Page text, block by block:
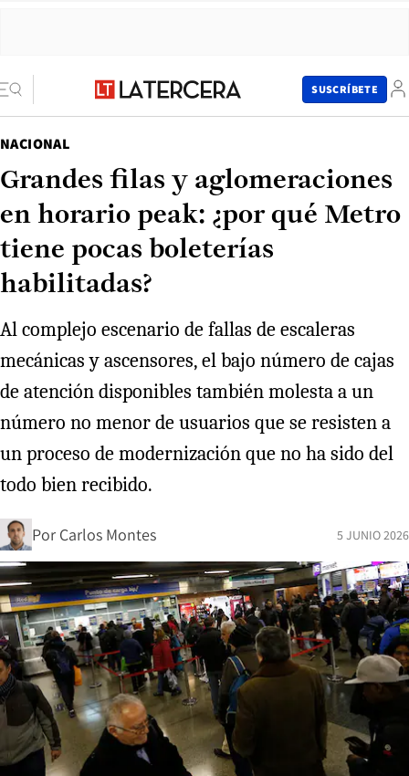
SUSCRÍBETE
NACIONAL
Grandes filas y aglomeraciones
en horario peak: ¿por qué Metro
tiene pocas boleterías
habilitadas?
Al complejo escenario de fallas de escaleras
mecánicas y ascensores, el bajo número de cajas
de atención disponibles también molesta a un
número no menor de usuarios que se resisten a
un proceso de modernización que no ha sido del
todo bien recibido.
Por Carlos Montes 5 JUNIO 2026